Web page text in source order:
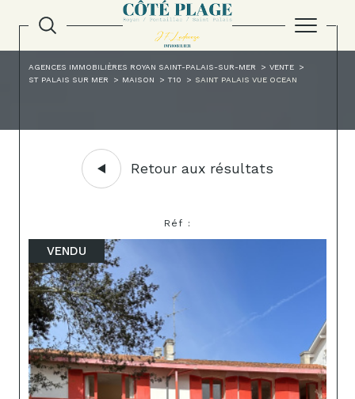
AGENCES IMMOBILIÈRES ROYAN SAINT-PALAIS-SUR-MER
VENTE
ST PALAIS SUR MER
MAISON T10 SAINT PALAIS VUE OCEAN
Retour aux résultats
Réf :
VENDU